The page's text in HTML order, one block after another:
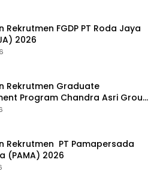
Rekrutmen FGDP PT Roda Jaya
2026
Rekrutmen Graduate
Program Chandra Asri Group
Rekrutmen PT Pamapersada
(PAMA) 2026